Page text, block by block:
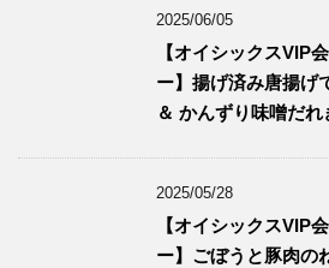
2025/06/05
【オイシックスVIP
ー】揚げ済み唐揚げ
＆ かんずり味噌だ
2025/05/28
【オイシックスVIP
ー】ごぼうと豚肉の